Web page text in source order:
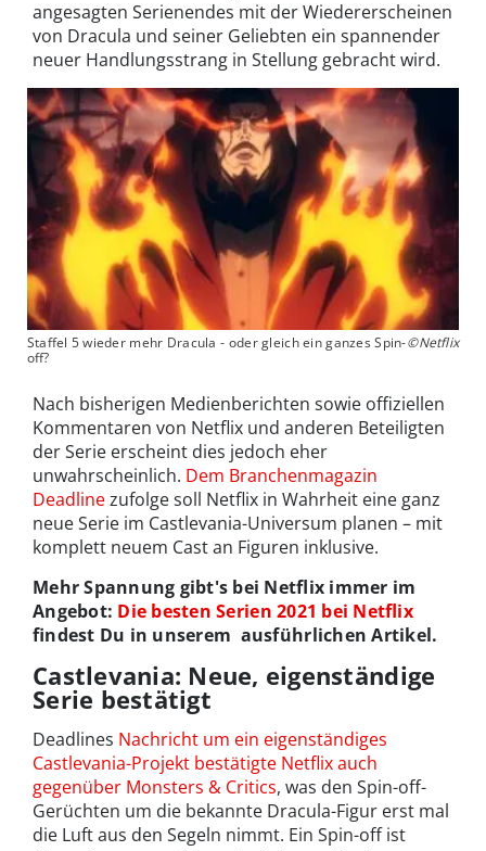
angesagten Serienendes mit der Wiedererscheinen
von Dracula und seiner Geliebten ein spannender
neuer Handlungsstrang in Stellung gebracht wird.
Staffel 5 wieder mehr Dracula - oder gleich ein ganzes Spin-
off?
©Netflix
Nach bisherigen Medienberichten sowie offiziellen
Kommentaren von Netflix und anderen Beteiligten
der Serie erscheint dies jedoch eher
unwahrscheinlich. Dem Branchenmagazin
Deadlinezufolge soll Netflix in Wahrheit eine ganz
neue Serie im Castlevania-Universum planen – mit
komplett neuem Cast an Figuren inklusive.
Mehr Spannung gibt's bei Netflix immer im
Angebot: Die besten Serien 2021 bei Netflix
findest Du in unserem ausführlichen Artikel.
Castlevania: Neue, eigenständige
Serie bestätigt
Deadlines Nachricht um ein eigenständiges
Castlevania-Projekt bestätigte Netflix auch
gegenüber Monsters & Critics, was den Spin-off-
Gerüchten um die bekannte Dracula-Figur erst mal
die Luft aus den Segeln nimmt. Ein Spin-off ist